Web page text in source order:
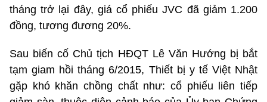
tháng trở lại đây, giá cổ phiếu JVC đã giảm 1.200
đồng, tương đương 20%.
Sau biến cố Chủ tịch HĐQT Lê Văn Hướng bị bắt
tạm giam hồi tháng 6/2015, Thiết bị y tế Việt Nhật
gặp khó khăn chồng chất như: cổ phiếu liên tiếp